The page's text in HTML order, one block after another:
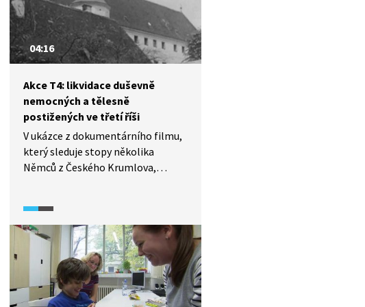
a depresemi? Co za poruchou stojí?
Pořadem provází Cyril Höschl.
04:16
Akce T4: likvidace duševně
nemocných a tělesně
postižených ve třetí říši
V ukázce z dokumentárního filmu,
který sleduje stopy několika
Němců z Českého Krumlova,
na likvidaci duševně nemocných
a tělesně postižených. Likvidace,
která probíhala ze začátku
zplynováním v rámci vybudovaných
krematorií v psychiatrických
léčebnách, se setkala s odporem